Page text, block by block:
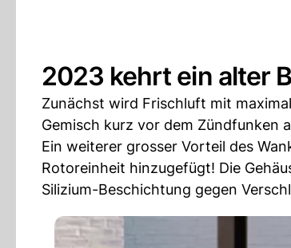
2023 kehrt ein alter
Zunächst wird Frischluft mit
Gemisch kurz vor dem Zündfunken
Ein weiterer grosser Vorteil des
Rotoreinheit hinzugefügt! Die
Silizium-Beschichtung gegen